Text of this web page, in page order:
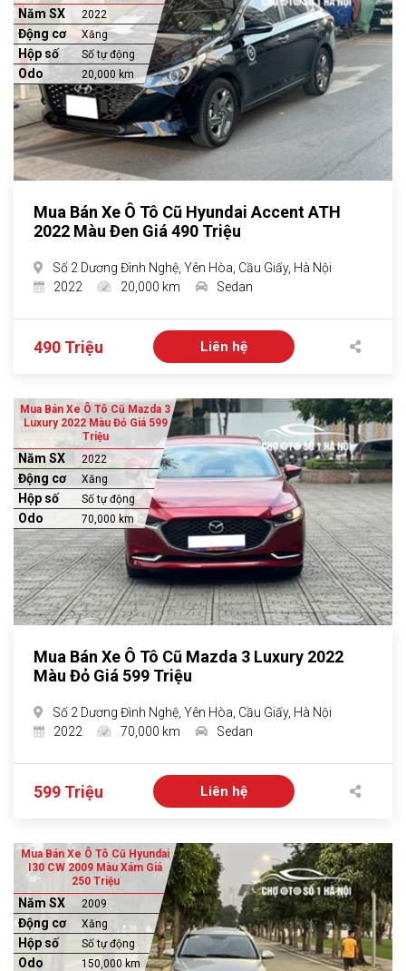
Năm SX 2022
Động cơ Xăng
Hộp số Số tự động
Odo 20,000 km
Mua Bán Xe Ô Tô Cũ Hyundai Accent ATH
2022 Màu Đen Giá 490 Triệu
Số 2 Dương Đình Nghệ, Yên Hòa, Cầu Giấy, Hà Nội
2022
20,000 km Sedan
490 Triệu Liên hệ
Mua Bán Xe Ô Tô Cũ Mazda 3
Luxury 2022 Màu Đỏ Giá 599
Triệu
Năm SX 2022
Động cơ Xăng
Hộp số Số tự động
Odo 70,000 km
Mua Bán Xe Ô Tô Cũ Mazda 3 Luxury 2022
Màu Đỏ Giá 599 Triệu
Số 2 Dương Đình Nghệ, Yên Hòa, Cầu Giấy, Hà Nội
2022
70,000 km Sedan
599 Triệu Liên hệ
Mua Bán Xe Ô Tô Cũ Hyundai
I30 CW 2009 Màu Xám Giá
250 Triệu
Năm SX 2009
Động cơ Xăng
Hộp số Số tự động
Odo 150,000 km